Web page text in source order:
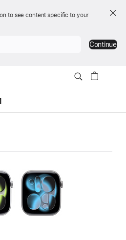
to see content specific to your
Continue
Series 11